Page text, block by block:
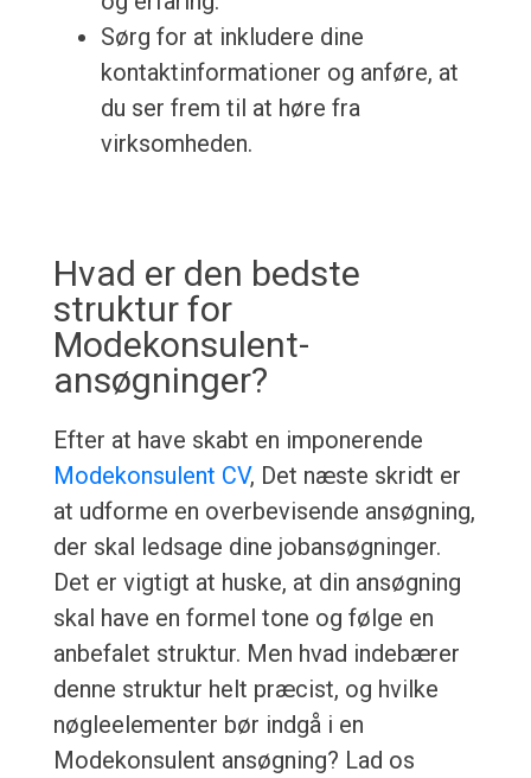
Sørg for at inkludere dine
kontaktinformationer og anføre, at
du ser frem til at høre fra
virksomheden.
Hvad er den bedste
struktur for
Modekonsulent-
ansøgninger?
Efter at have skabt en imponerende
Modekonsulent CV, Det næste skridt er
at udforme en overbevisende ansøgning,
der skal ledsage dine jobansøgninger.
Det er vigtigt at huske, at din ansøgning
skal have en formel tone og følge en
anbefalet struktur. Men hvad indebærer
denne struktur helt præcist, og hvilke
nøgleelementer bør indgå i en
Modekonsulent ansøgning? Lad os